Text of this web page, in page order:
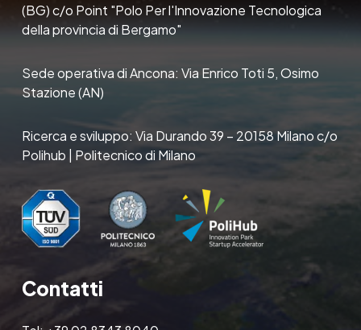
(BG) c/o Point "Polo Per l'Innovazione Tecnologica
della provincia di Bergamo"
Sede operativa di Ancona: Via Enrico Toti 5, Osimo
Stazione (AN)
Ricerca e sviluppo: Via Durando 39 – 20158 Milano c/o
Polihub | Politecnico di Milano
Contatti